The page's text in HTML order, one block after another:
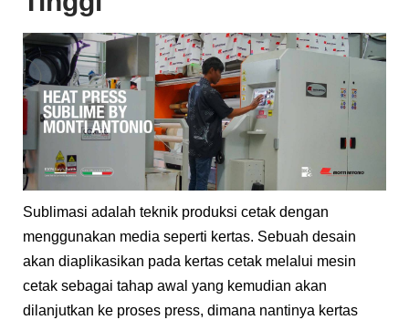
Sublimasi adalah teknik produksi cetak dengan
menggunakan media seperti kertas. Sebuah desain
akan diaplikasikan pada kertas cetak melalui mesin
cetak sebagai tahap awal yang kemudian akan
dilanjutkan ke proses press, dimana nantinya kertas